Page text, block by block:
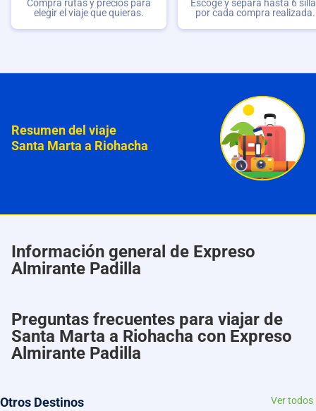
Compra rutas y precios para
elegir el viaje que quieras.
Escoge y separa hasta 6
por cada compra realizada.
Resumen del viaje
Santa Marta a Riohacha
Información general de Expreso
Almirante Padilla
Preguntas frecuentes para viajar de
Santa Marta a Riohacha con Expreso
Almirante Padilla
Otros Destinos Ver todos